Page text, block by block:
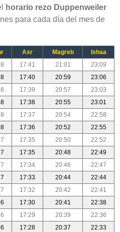
horario rezo Duppenweiler
para cada día del mes de
Asr Magreb
Ishaa
17:41 21:01
23:09
17:40 20:59
23:06
17:39 20:57
23:03
17:38 20:55
23:01
17:37 20:54
22:58
17:36 20:52
22:55
17:35 20:50
22:52
17:35 20:48
22:49
17:34 20:46
22:47
17:33 20:44
22:44
17:32 20:42
22:41
17:30 20:41
22:38
17:29 20:39
22:36
17:28 20:37
22:33